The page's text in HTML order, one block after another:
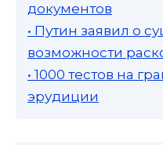
документов
• Путин заявил о
возможности
• 1000 тестов на
эрудиции